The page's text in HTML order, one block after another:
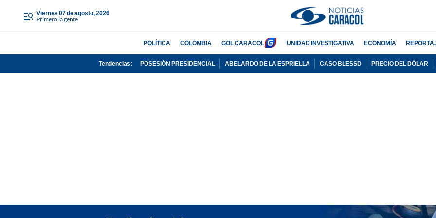
viernes 07 de agosto, 2026
Primero la gente
POLÍTICA COLOMBIA GOL CARACOL UNIDAD INVESTIGATIVA ECONOMÍA
Tendencias: POSESIÓN PRESIDENCIAL ABELARDO DE LA ESPRIELLA CASO BLESSD PRECIO DEL DÓLAR